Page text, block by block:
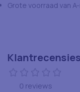
Grote voorraad van
Klantrecensies
0 reviews